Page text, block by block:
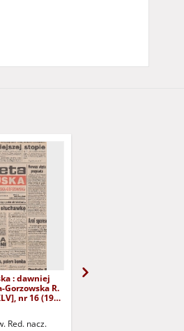
: dawniej
Gorzowska R.
nr 16 (19
Red. nacz.